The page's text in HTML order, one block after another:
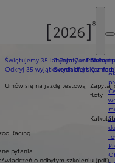
Świętujemy 35 lat Toyoty w Polsce
Odkryj 35 wyjątkowych ofert
Umów się na jazdę testową
Toyota Central
Skontaktuj się zKomfort
Zapytaj
floty
Racing
pytania
o odbytym szkoleniu (pdf)